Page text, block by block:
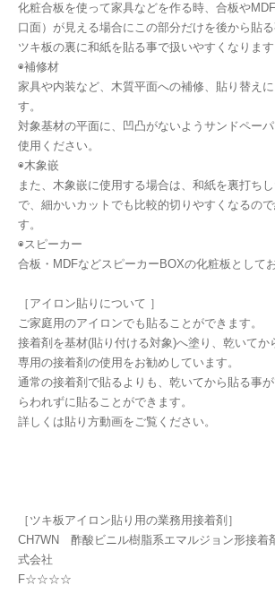
化粧合板を使って家具などを作る時、合板や
口面）が見える場合にこの部分だけを後から貼る
ツキ板の裏に和紙を貼る事で扱いやすくなります
◉補修材
家具や内装など、木質平面への補修、貼り替え
す。
対象基材の平面に、凹凸がないようサンドペー
使用ください。
◉木象嵌
また、木象嵌に使用する場合は、和紙を裏打ち
で、細かいカットでも比較的切りやすくなるの
す。
◉スピーカー
合板・MDFなどスピーカーBOXの化粧板として
［アイロン貼りについて ］
ご家庭用のアイロンでも貼ることができます。
接着剤を基材(貼り付ける対象)へ塗り、乾いてか
専用の接着剤の使用をお勧めしています。
通常の接着剤で貼るよりも、乾いてから貼る事
らわれずに貼ることができます。
詳しくは貼り方動画をご覧ください。
［ツキ板アイロン貼り用の業務用接着剤］
CH7WN 酢酸ビニル樹脂系エマルジョン形接
式会社
F☆☆☆☆